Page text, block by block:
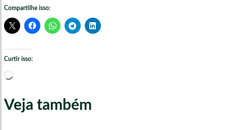
Compartilhe isso:
Curtir isso:
Carregando...
Veja também